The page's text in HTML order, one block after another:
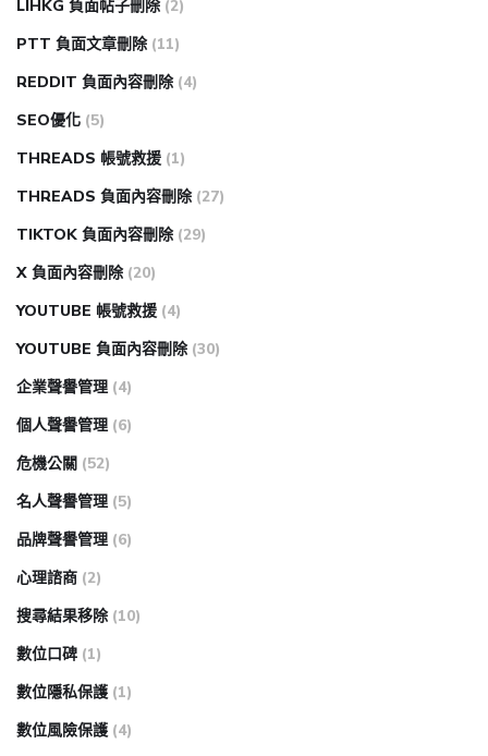
LIHKG 負面帖子刪除 (2)
PTT 負面文章刪除 (11)
REDDIT 負面內容刪除 (4)
SEO優化 (5)
THREADS 帳號救援 (1)
THREADS 負面內容刪除 (27)
TIKTOK 負面內容刪除 (29)
X 負面內容刪除 (20)
YOUTUBE 帳號救援 (4)
YOUTUBE 負面內容刪除 (30)
企業聲譽管理 (4)
個人聲譽管理 (6)
危機公關 (52)
名人聲譽管理 (5)
品牌聲譽管理 (6)
心理諮商 (2)
搜尋結果移除 (10)
數位口碑 (1)
數位隱私保護 (1)
數位風險保護 (4)